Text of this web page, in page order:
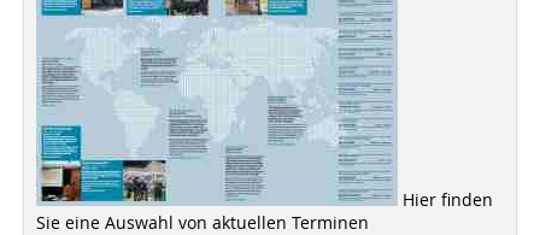
Hier finden
Sie eine Auswahl von aktuellen Terminen